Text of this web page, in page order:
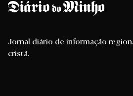
Jornal diário de informação
cristã.